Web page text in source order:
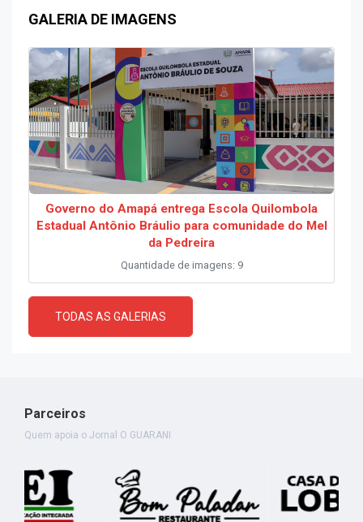
GALERIA DE IMAGENS
Governo do Amapá entrega Escola Quilombola
Estadual Antônio Bráulio para comunidade do Mel
da Pedreira
Quantidade de imagens: 9
TODAS AS GALERIAS
Parceiros
Quem apoia o Jornal O GUARANI